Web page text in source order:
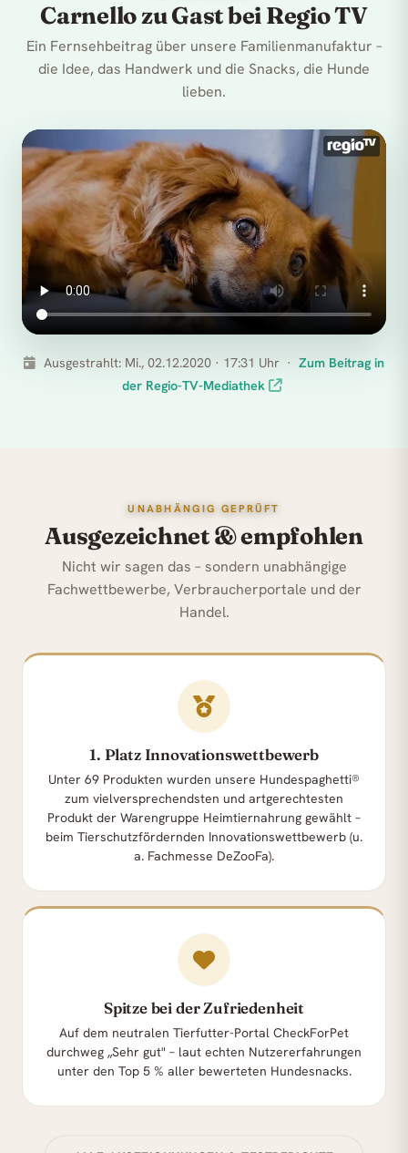
Carnello zu Gast bei Regio TV
Ein Fernsehbeitrag über unsere Familienmanufaktur –
die Idee, das Handwerk und die Snacks, die Hunde
lieben.
Ausgestrahlt: Mi., 02.12.2020 · 17:31 Uhr · Zum Beitrag in
der Regio-TV-Mediathek
UNABHÄNGIG GEPRÜFT
Ausgezeichnet & empfohlen
Nicht wir sagen das – sondern unabhängige
Fachwettbewerbe, Verbraucherportale und der
Handel.
1. Platz Innovationswettbewerb
Unter 69 Produkten wurden unsere Hundespaghetti®
zum vielversprechendsten und artgerechtesten
Produkt der Warengruppe Heimtiernahrung gewählt –
beim Tierschutzfördernden Innovationswettbewerb (u.
a. Fachmesse DeZooFa).
Spitze bei der Zufriedenheit
Auf dem neutralen Tierfutter-Portal CheckForPet
durchweg „Sehr gut" – laut echten Nutzererfahrungen
unter den Top 5 % aller bewerteten Hundesnacks.